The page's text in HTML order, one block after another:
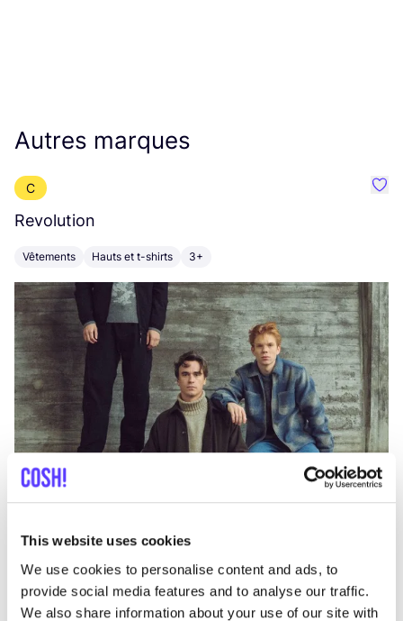
This website uses cookies
We use cookies to personalise content and ads, to
provide social media features and to analyse our traffic.
We also share information about your use of our site with
Autres marques
C
Revolution
Vêtements Hauts et t-shirts 3+